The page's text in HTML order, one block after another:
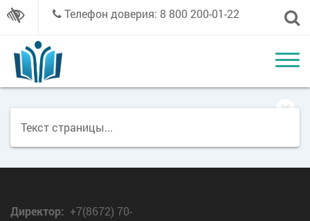
Телефон доверия: 8 800 200-01-22
Текст страницы...
Директор: +7(8672) 70-